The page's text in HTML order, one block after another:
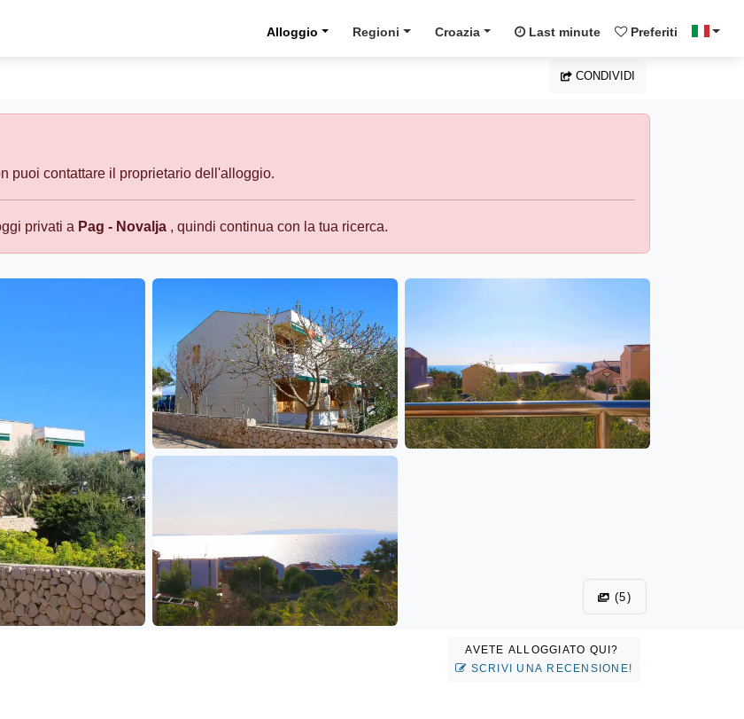
Alloggio Regioni Croazia Last minute Preferiti
CONDIVIDI
puoi contattare il proprietario dell'alloggio.
privati a Pag - Novalja , quindi continua con la tua ricerca.
(5)
AVETE ALLOGGIATO QUI?
SCRIVI UNA RECENSIONE!